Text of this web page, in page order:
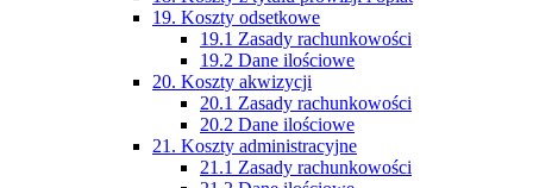
19. Koszty odsetkowe
19.1 Zasady rachunkowości
19.2 Dane ilościowe
20. Koszty akwizycji
20.1 Zasady rachunkowości
20.2 Dane ilościowe
21. Koszty administracyjne
21.1 Zasady rachunkowości